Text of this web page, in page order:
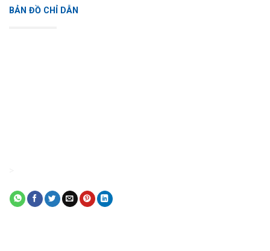
BẢN ĐỒ CHỈ DẪN